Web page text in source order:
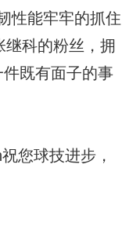
性能牢牢的抓住
继科的粉丝，拥
既有面子的事
您球技进步，